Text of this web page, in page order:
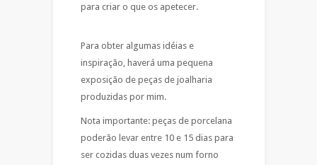
para criar o que os apetecer.
Para obter algumas idéias e
inspiração, haverá uma pequena
exposição de peças de joalharia
produzidas por mim.
Nota importante: peças de porcelana
poderão levar entre 10 e 15 dias para
ser cozidas duas vezes num forno